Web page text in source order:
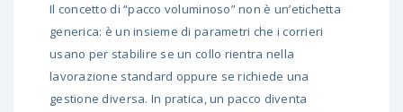
Il concetto di “pacco voluminoso” non è un’etichetta
generica: è un insieme di parametri che i corrieri
usano per stabilire se un collo rientra nella
lavorazione standard oppure se richiede una
gestione diversa. In pratica, un pacco diventa